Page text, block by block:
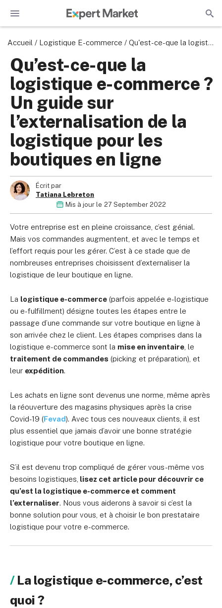
Accueil / Logistique E-commerce / Qu'est-ce-que la logistique e-commerce ? Un guide sur l'externalisation de la logistique pour les boutiques en ligne
Qu’est-ce-que la
logistique e-commerce ?
Un guide sur
l’externalisation de la
logistique pour les
boutiques en ligne
Écrit par
Tatiana Lebreton
Mis à jour le 27 September 2022
Votre entreprise est en pleine croissance, c’est génial.
Mais vos commandes augmentent, et avec le temps et
l’effort requis pour les gérer. C’est à ce stade que de
nombreuses entreprises choisissent d’externaliser la
logistique de leur boutique en ligne.
La logistique e-commerce (parfois appelée e-logistique
ou e-fulfillment) désigne toutes les étapes entre le
passage d’une commande sur votre boutique en ligne à
son arrivée chez le client. Les étapes comprises dans la
logistique e-commerce sont la mise en inventaire , le
traitement de commandes (picking et préparation), et
leur expédition.
Les achats en ligne sont devenus une norme, même après
la réouverture des magasins physiques après la crise
Covid-19 (Fevad). Avec tous ces nouveaux clients, il est
plus essentiel que jamais d’avoir une bonne stratégie
logistique pour votre boutique en ligne.
S’il est devenu trop compliqué de gérer vous-même vos
besoins logistiques, lisez cet article pour découvrir ce
qu’est la logistique e-commerce et comment
l’externaliser. Nous vous aiderons à savoir si c’est la
bonne solution pour vous, et à choisir le bon prestataire
logistique pour votre e-commerce.
La logistique e-commerce, c’est
quoi ?